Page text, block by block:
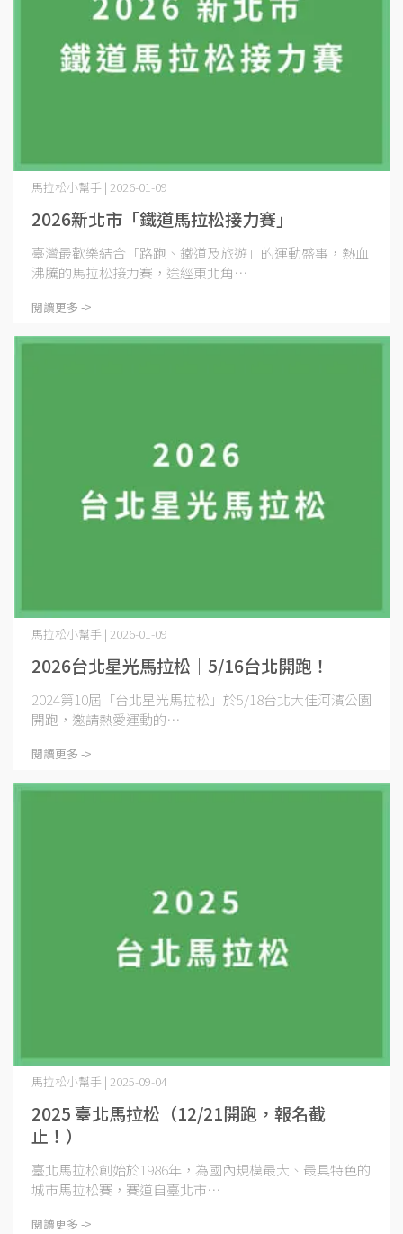
2026新北市「鐵道馬拉松接力賽」
馬拉松小幫手 | 2026-01-09
臺灣最歡樂結合「路跑、鐵道及旅遊」的運動盛事，熱血
沸騰的馬拉松接力賽，途經東北角⋯
閱讀更多 ->
2026台北星光馬拉松｜5/16台北開跑！
馬拉松小幫手 | 2026-01-09
2024第10屆「台北星光馬拉松」於5/18台北大佳河濱公園
開跑，邀請熱愛運動的⋯
閱讀更多 ->
2025 臺北馬拉松（12/21開跑，報名截
止！）
馬拉松小幫手 | 2025-09-04
臺北馬拉松創始於1986年，為國內規模最大、最具特色的
城市馬拉松賽，賽道自臺北市⋯
閱讀更多 ->